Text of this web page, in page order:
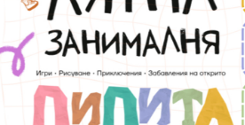
Фантазирай
Приказки
История на изкуството
Игри
Кои сме ние?
За вас, родители